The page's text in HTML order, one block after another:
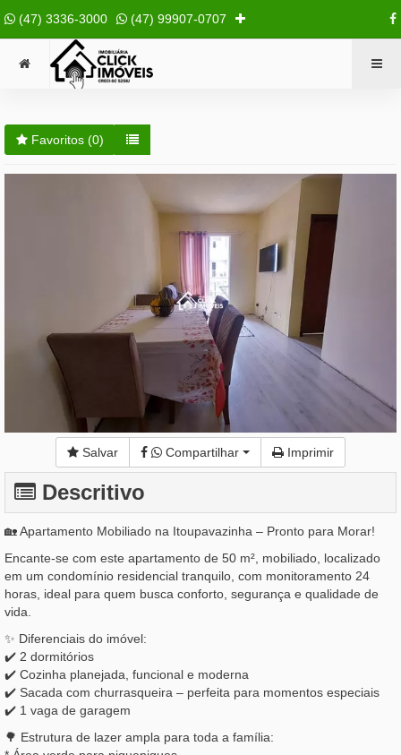
(47) 3336-3000 (47) 99907-0707
Favoritos (0)
Salvar Compartilhar Imprimir
Descritivo
🏡 Apartamento Mobiliado na Itoupavazinha – Pronto para Morar!
Encante-se com este apartamento de 50 m², mobiliado, localizado
em um condomínio residencial tranquilo, com monitoramento 24
horas, ideal para quem busca conforto, segurança e qualidade de
vida.
✨ Diferenciais do imóvel:
✔️ 2 dormitórios
✔️ Cozinha planejada, funcional e moderna
✔️ Sacada com churrasqueira – perfeita para momentos especiais
✔️ 1 vaga de garagem
🌳 Estrutura de lazer ampla para toda a família: